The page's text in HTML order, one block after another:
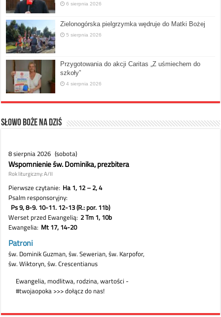
6 sierpnia 2026
Zielonogórska pielgrzymka wędruje do Matki Bożej
5 sierpnia 2026
Przygotowania do akcji Caritas „Z uśmiechem do
szkoły”
4 sierpnia 2026
Słowo Boże na dziś